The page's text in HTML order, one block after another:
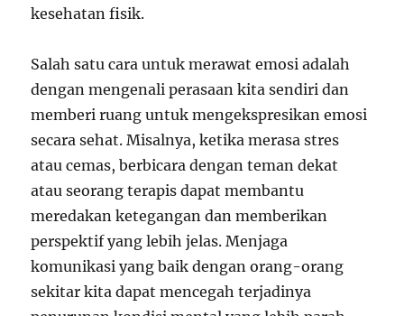
kesehatan fisik.
Salah satu cara untuk merawat emosi adalah
dengan mengenali perasaan kita sendiri dan
memberi ruang untuk mengekspresikan emosi
secara sehat. Misalnya, ketika merasa stres
atau cemas, berbicara dengan teman dekat
atau seorang terapis dapat membantu
meredakan ketegangan dan memberikan
perspektif yang lebih jelas. Menjaga
komunikasi yang baik dengan orang-orang
sekitar kita dapat mencegah terjadinya